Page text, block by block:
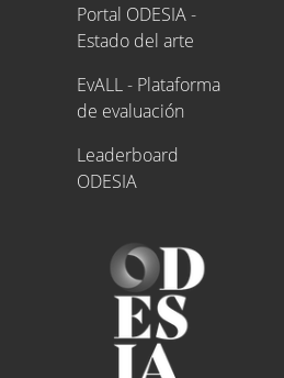
Portal ODESIA -
Estado del arte
EvALL - Plataforma
de evaluación
Leaderboard
ODESIA